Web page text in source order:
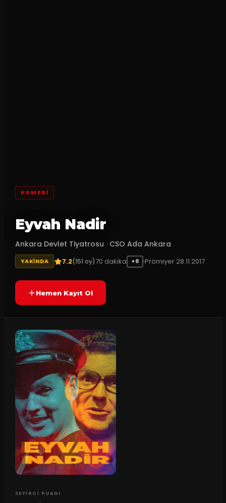
KOMEDI
Eyvah Nadir
Ankara Devlet Tiyatrosu · CSO Ada Ankara
YAKINDA 7.2(151 oy)70 dakika +8 Prömiyer 28.11.2017
Hemen Kayıt Ol
SEYIRCI PUANI